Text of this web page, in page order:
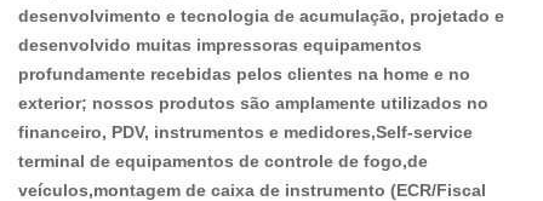
desenvolvimento e tecnologia de acumulação, projetado e
desenvolvido muitas impressoras equipamentos
profundamente recebidas pelos clientes na home e no
exterior; nossos produtos são amplamente utilizados no
financeiro, PDV, instrumentos e medidores,Self-service
terminal de equipamentos de controle de fogo,de
veículos,montagem de caixa de instrumento (ECR/Fiscal